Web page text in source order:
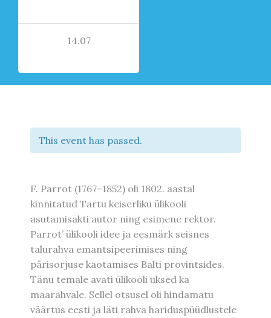
14.07
This event has passed.
F. Parrot (1767–1852) oli 1802. aastal
kinnitatud Tartu keiserliku ülikooli
asutamisakti autor ning esimene rektor.
Parrot’ ülikooli idee ja eesmärk seisnes
talurahva emantsipeerimises ning
pärisorjuse kaotamises Balti provintsides.
Tänu temale avati ülikooli uksed ka
maarahvale. Sellel otsusel oli hindamatu
väärtus eesti ja läti rahva hariduspüüdlustele